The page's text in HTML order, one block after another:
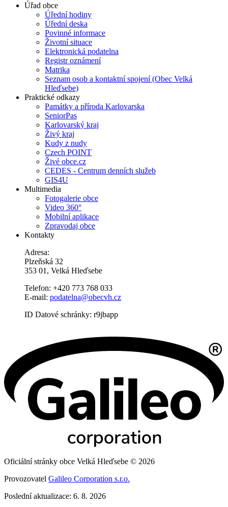
Úřad obce
Úřední hodiny
Úřední deska
Povinné informace
Životní situace
Elektronická podatelna
Registr oznámení
Matrika
Seznam osob a kontaktní spojení (Obec Velká
Hleďsebe)
Praktické odkazy
Památky a příroda Karlovarska
SeniorPas
Karlovarský kraj
Živý kraj
Kudy z nudy
Czech POINT
Živé obce.cz
CEDES - Centrum denních služeb
GIS4U
Multimedia
Fotogalerie obce
Video 360°
Mobilní aplikace
Zpravodaj obce
Kontakty
Adresa:
Plzeňská 32
353 01, Velká Hleďsebe
Telefon: +420 773 768 033
E-mail: podatelna@obecvh.cz
ID Datové schránky: r9jbapp
Oficiální stránky obce Velká Hleďsebe © 2026
Provozovatel Galileo Corporation s.r.o.
Poslední aktualizace: 6. 8. 2026